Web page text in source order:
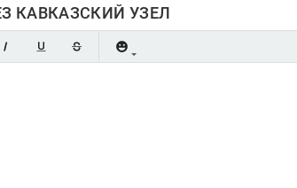
КАВКАЗСКИЙ УЗЕЛ